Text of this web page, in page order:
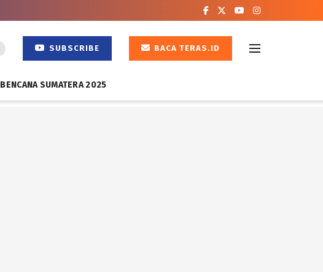
SUBSCRIBE BACA TERAS.ID
BENCANA SUMATERA 2025